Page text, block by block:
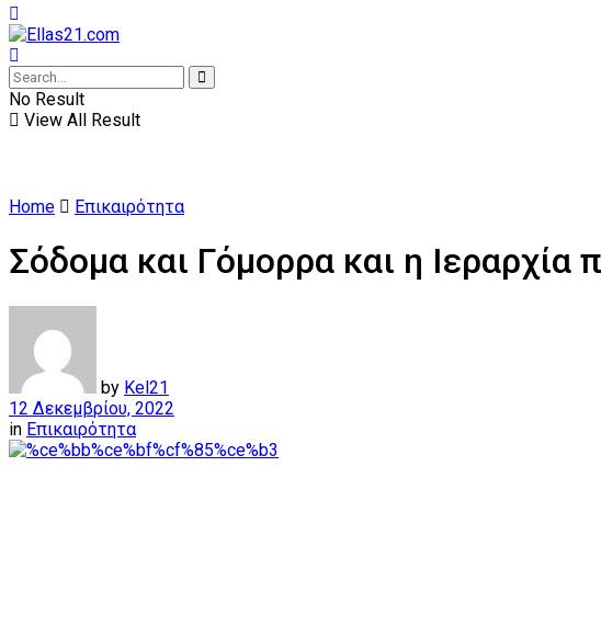
No Result
View All Result
Home Επικαιρότητα
Σόδομα και Γόμορρα και η Ιεραρχία
by Kel21
12 Δεκεμβρίου, 2022
in Επικαιρότητα